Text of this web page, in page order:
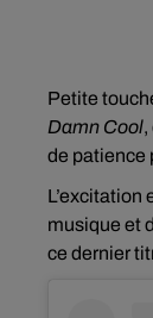
Petite
Damn Cool,
de patience
L’excitation
musique et
ce dernier